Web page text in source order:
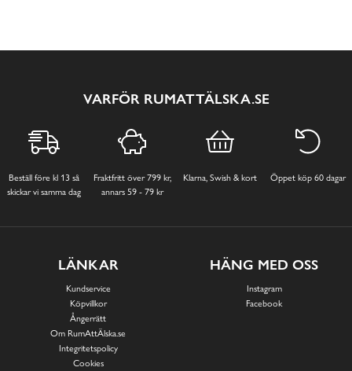
VARFÖR RUMATTÄLSKA.SE
Beställ före kl 13 så
skickar vi samma dag
Fraktfritt över 799 kr,
annars 59 - 79 kr
Klarna, Swish & kort Öppet köp 60 dagar
LÄNKAR
Kundservice
Köpvillkor
Ångerrätt
Om RumAttÄlska.se
Integritetspolicy
Cookies
HÄNG MED OSS
Instagram
Facebook